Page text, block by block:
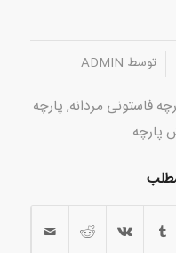
توسط ADMIN
فاستونی مردانه, پارچه
پارچه